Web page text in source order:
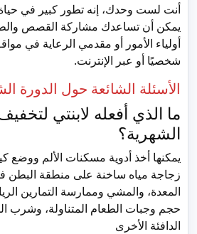
أنت لست وحدك، إنه تطور كبير في حياة
يمكن أن تساعدك مشاركة القصص
أولياء الأمور أو مقدمي الرعاية في
شخصيًا أو عبر الإنترنت.
الأسئلة الشائعة حول الدورة
ما الذي أفعله لابنتي
الشهرية؟
يمكنها أخذ أدوية مسكنات الألم ووضع
زجاجة مياه ساخنة على منطقة البطن
المعدة، والمشي وممارسة التمارين
حجم وجبات الطعام المتناولة، وشرب
الدافئة الأخرى